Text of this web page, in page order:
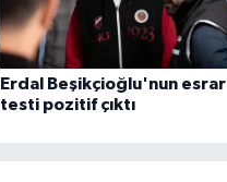
Erdal Beşikçioğlu'nun esrar
testi pozitif çıktı